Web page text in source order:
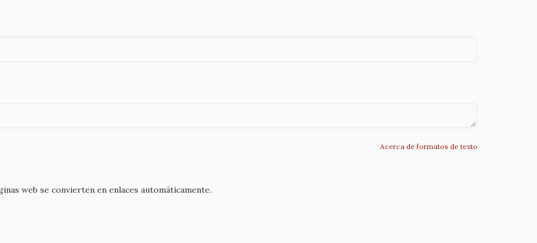
Acerca de formatos de texto
web se convierten en enlaces automáticamente.